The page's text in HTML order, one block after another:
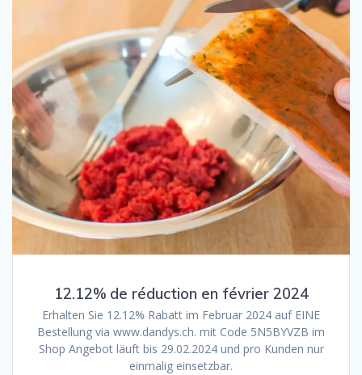
12.12% de réduction en février 2024
Erhalten Sie 12.12% Rabatt im Februar 2024 auf EINE
Bestellung via www.dandys.ch. mit Code 5N5BYVZB im
Shop Angebot läuft bis 29.02.2024 und pro Kunden nur
einmalig einsetzbar.